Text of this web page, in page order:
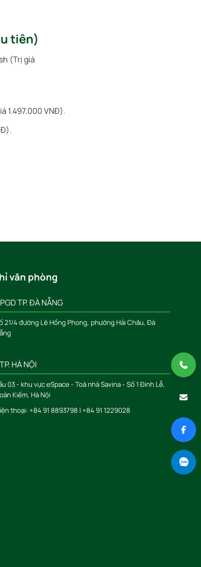
tiên)
(Trị giá
1.497.000 VNĐ).
văn phòng
TP. ĐÀ NẴNG
21/4 đường Lê Hồng Phong, phường Hải Châu, Đà
HÀ NỘI
03 - khu vực eSpace - Toà nhà Savina - Số 1 Đinh Lễ,
Kiếm, Hà Nội
thoại:+84 91 8893798 |+84 91 1229028